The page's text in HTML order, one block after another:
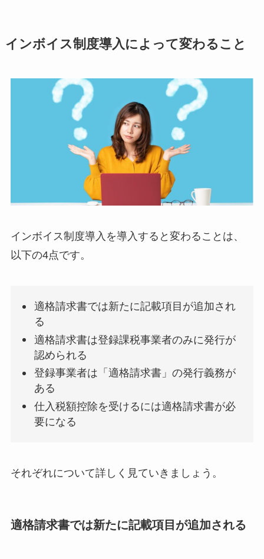
インボイス制度導入によって変わること
インボイス制度導入を導入すると変わることは、
以下の4点です。
適格請求書では新たに記載項目が追加され
る
適格請求書は登録課税事業者のみに発行が
認められる
登録事業者は「適格請求書」の発行義務が
ある
仕入税額控除を受けるには適格請求書が必
要になる
それぞれについて詳しく見ていきましょう。
適格請求書では新たに記載項目が追加される